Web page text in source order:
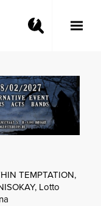
Toggle
TEMPTATION,
Lotto